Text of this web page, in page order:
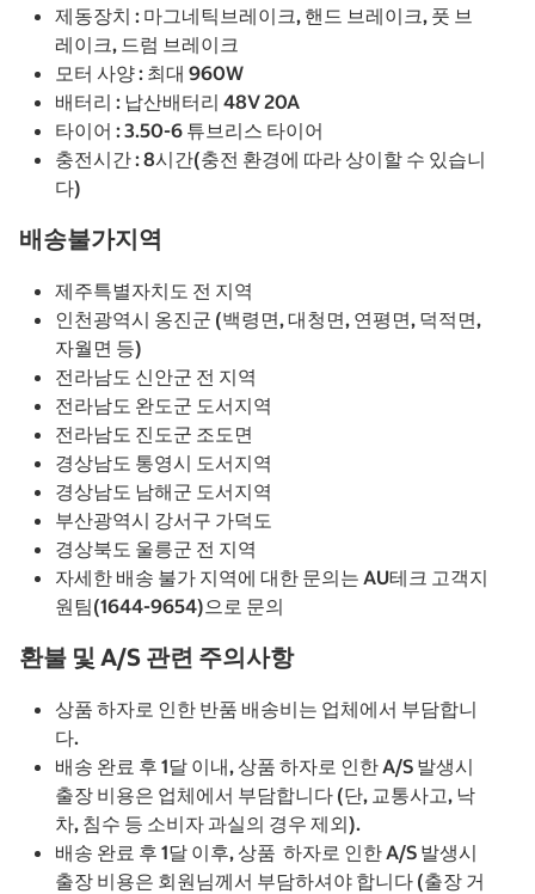
제동장치 : 마그네틱브레이크, 핸드 브레이크, 풋 브
레이크, 드럼 브레이크
모터 사양 : 최대 960W
배터리 : 납산배터리 48V 20A
타이어 : 3.50-6 튜브리스 타이어
충전시간 : 8시간(충전 환경에 따라 상이할 수 있습니
다)
배송불가지역
제주특별자치도 전 지역
인천광역시 옹진군 (백령면, 대청면, 연평면, 덕적면,
자월면 등)
전라남도 신안군 전 지역
전라남도 완도군 도서지역
전라남도 진도군 조도면
경상남도 통영시 도서지역
경상남도 남해군 도서지역
부산광역시 강서구 가덕도
경상북도 울릉군 전 지역
자세한 배송 불가 지역에 대한 문의는 AU테크 고객지
원팀(1644-9654)으로 문의
환불 및 A/S 관련 주의사항
상품 하자로 인한 반품 배송비는 업체에서 부담합니
다.
배송 완료 후 1달 이내, 상품 하자로 인한 A/S 발생시
출장 비용은 업체에서 부담합니다 (단, 교통사고, 낙
차, 침수 등 소비자 과실의 경우 제외).
배송 완료 후 1달 이후, 상품 하자로 인한 A/S 발생시
출장 비용은 회원님께서 부담하셔야 합니다 (출장 거